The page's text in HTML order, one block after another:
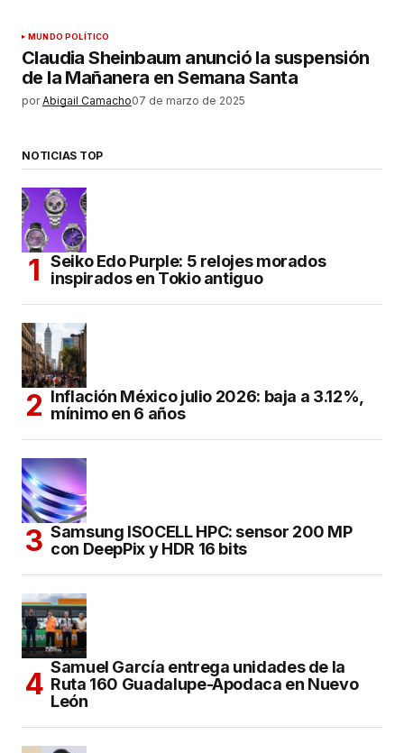
MUNDO POLÍTICO
Claudia Sheinbaum anunció la suspensión
de la Mañanera en Semana Santa
por Abigail Camacho07 de marzo de 2025
NOTICIAS TOP
Seiko Edo Purple: 5 relojes morados
inspirados en Tokio antiguo
Inflación México julio 2026: baja a 3.12%,
mínimo en 6 años
Samsung ISOCELL HPC: sensor 200 MP
con DeepPix y HDR 16 bits
Samuel García entrega unidades de la
Ruta 160 Guadalupe-Apodaca en Nuevo
León